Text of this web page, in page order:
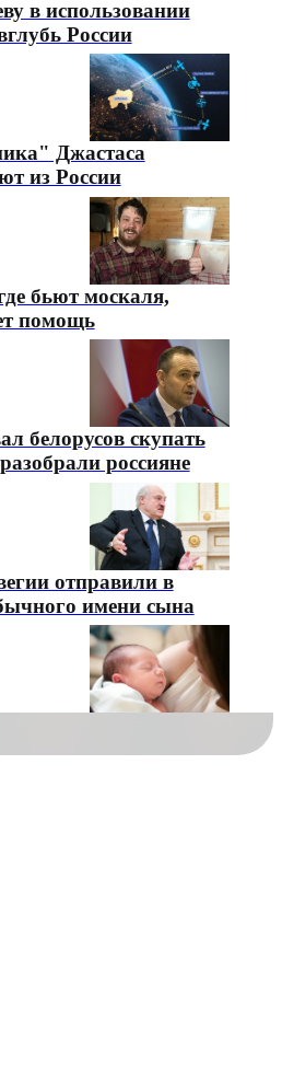
в использовании
России
Джастаса
из России
бьют москаля,
помощь
белорусов скупать
россияне
отправили в
имени сына